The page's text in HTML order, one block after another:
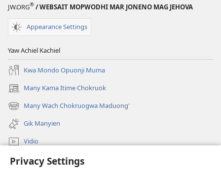
Privacy Settings
Wacho
kod
JW.ORG® / WEBSAIT MOPWODHI MAR JONENO MAG JEHOVA
Appearance Settings
Yaw Achiel Kachiel
Kwa Mondo Opuonji Muma
Many Kama Itime Chokruok
(opens
new
window)
Many Wach Chokruogwa Maduong'
(opens
new
window)
Gik Manyien
Vidio
Many Gimoro e JW.ORG